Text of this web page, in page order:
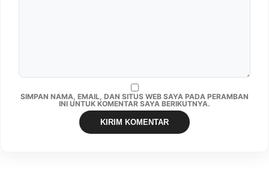
SIMPAN NAMA, EMAIL, DAN SITUS WEB SAYA PADA PERAMBAN
INI UNTUK KOMENTAR SAYA BERIKUTNYA.